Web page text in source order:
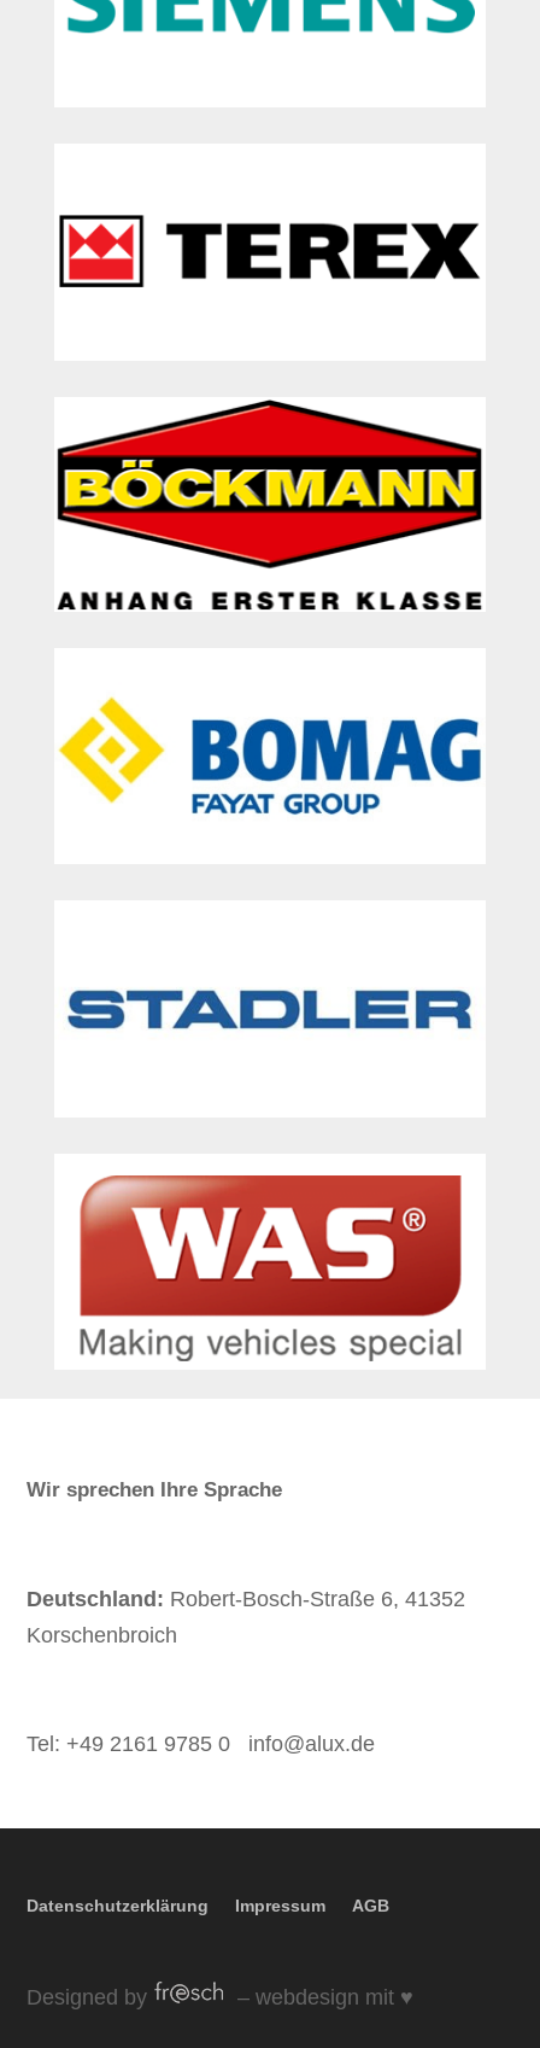
Wir sprechen Ihre Sprache
Deutschland: Robert-Bosch-Straße 6, 41352
Korschenbroich
Tel: +49 2161 9785 0 info@alux.de
Datenschutzerklärung Impressum AGB
Designed by – webdesign mit ♥